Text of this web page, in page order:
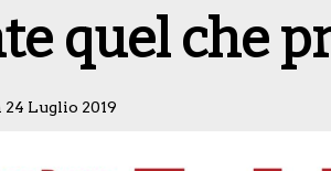
quel che
24 Luglio 2019